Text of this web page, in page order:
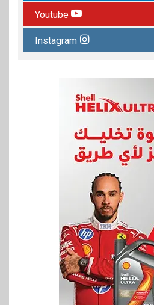
Youtube
Instagram